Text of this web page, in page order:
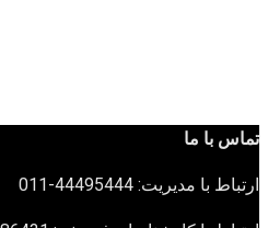
تماس با ما
ارتباط با مدیریت: 44495444-011